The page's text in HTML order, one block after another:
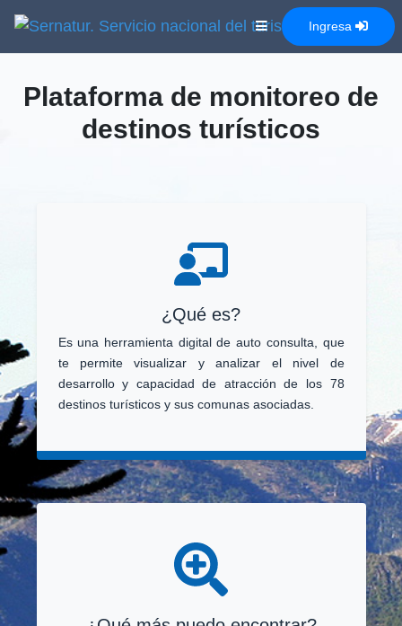
Ingresa
Plataforma de monitoreo de
destinos turísticos
¿Qué es?
Es una herramienta digital de auto consulta, que
te permite visualizar y analizar el nivel de
desarrollo y capacidad de atracción de los 78
destinos turísticos y sus comunas asociadas.